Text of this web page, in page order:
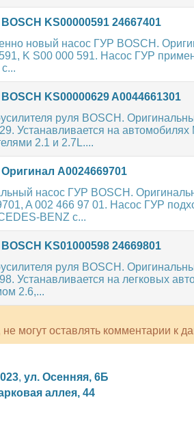
KS00000591 24667401
новый насос ГУР BOSCH.
K S00 000 591. Насос ГУР
KS00000629 A0044661301
руля BOSCH.
Устанавливается на
2.1 и 2.7L....
A0024669701
насос ГУР BOSCH.
A 002 466 97 01. Насос ГУР
BENZ с...
KS01000598 24669801
руля BOSCH.
Устанавливается на легковых
2.6,...
не могут оставлять комментарии к
, ул. Осенняя, 6Б
аллея, 44